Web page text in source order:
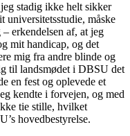
stadig ikke helt sikker
universitetsstudie, måske
erkendelsen af, at jeg
mit handicap, og det
mig fra andre blinde og
til landsmødet i DBSU det
en fest og oplevede et
kendte i forvejen, og med
tie stille, hvilket
hovedbestyrelse.